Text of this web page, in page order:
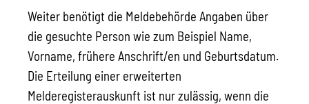
Weiter benötigt die Meldebehörde Angaben über
die gesuchte Person wie zum Beispiel Name,
Vorname, frühere Anschrift/en und Geburtsdatum.
Die Erteilung einer erweiterten
Melderegisterauskunft ist nur zulässig, wenn die